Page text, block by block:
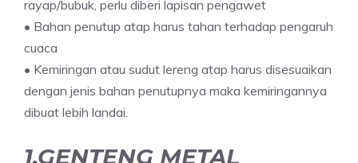
rayap/bubuk, perlu diberi lapisan pengawet
• Bahan penutup atap harus tahan terhadap pengaruh
cuaca
• Kemiringan atau sudut lereng atap harus disesuaikan
dengan jenis bahan penutupnya maka kemiringannya
dibuat lebih landai.
1.GENTENG METAL